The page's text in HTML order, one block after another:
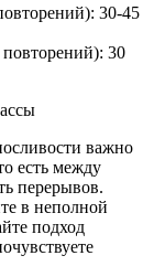
30-45
30
важно
есть между
перерывов.
в неполной
подход